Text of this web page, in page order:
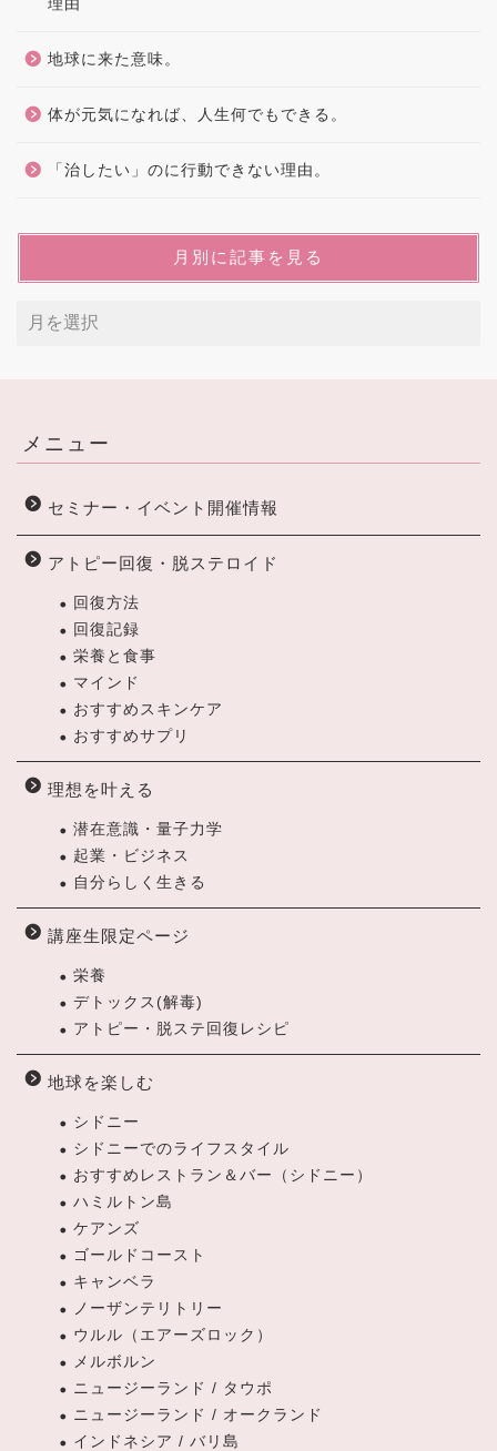
理由
地球に来た意味。
体が元気になれば、人生何でもできる。
「治したい」のに行動できない理由。
月別に記事を見る
メニュー
セミナー・イベント開催情報
アトピー回復・脱ステロイド
回復方法
回復記録
栄養と食事
マインド
おすすめスキンケア
おすすめサプリ
理想を叶える
潜在意識・量子力学
起業・ビジネス
自分らしく生きる
講座生限定ページ
栄養
デトックス(解毒)
アトピー・脱ステ回復レシピ
地球を楽しむ
シドニー
シドニーでのライフスタイル
おすすめレストラン＆バー（シドニー）
ハミルトン島
ケアンズ
ゴールドコースト
キャンベラ
ノーザンテリトリー
ウルル（エアーズロック）
メルボルン
ニュージーランド / タウポ
ニュージーランド / オークランド
インドネシア / バリ島